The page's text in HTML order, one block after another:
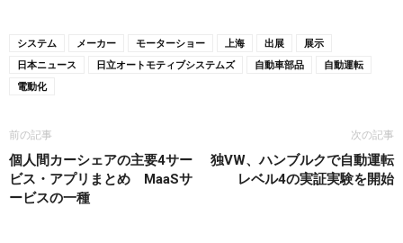
システム メーカー モーターショー 上海 出展
展示
日本ニュース
日立オートモティブシステムズ 自動車部品
自動運転
電動化
前の記事
個人間カーシェアの主要4サー
ビス・アプリまとめ MaaSサ
ービスの一種
次の記事
独VW、ハンブルクで自動運転
レベル4の実証実験を開始